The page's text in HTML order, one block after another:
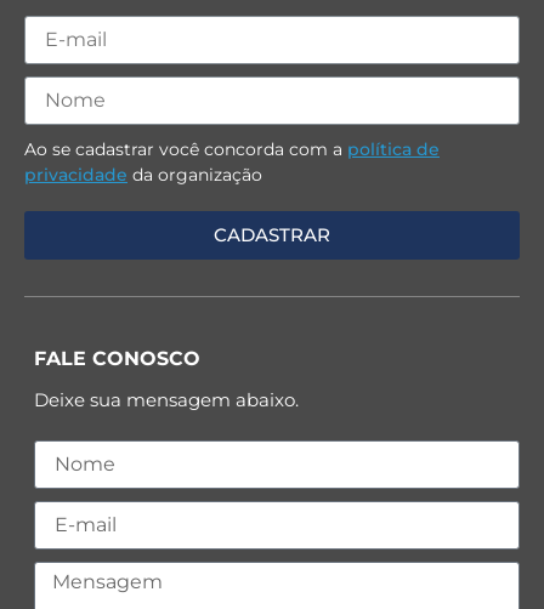
Ao se cadastrar você concorda com a política de
privacidade da organização
FALE CONOSCO
Deixe sua mensagem abaixo.